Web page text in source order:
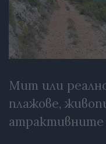
Мит или
плажове,
атрактивните